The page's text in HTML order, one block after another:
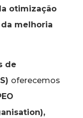
otimização
melhoria
de
oferecemos